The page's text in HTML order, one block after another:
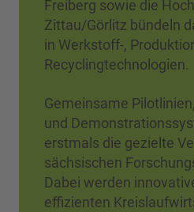
Freiberg sowie die
Zittau/Görlitz bündeln
in Werkstoff-,
Recyclingtechnologien.
Gemeinsame
und
erstmals die gezielte
sächsischen
Dabei werden
effizienten